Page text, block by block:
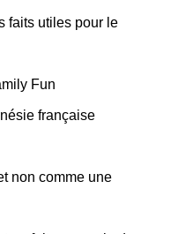
faits utiles pour le
Fun
française
non comme une